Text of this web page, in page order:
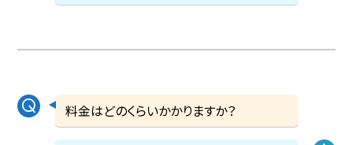
料金はどのくらいかかりますか？